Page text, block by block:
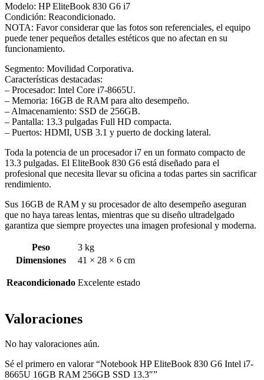
Modelo: HP EliteBook 830 G6 i7
Condición: Reacondicionado.
NOTA: Favor considerar que las fotos son referenciales, el equipo
puede tener pequeños detalles estéticos que no afectan en su
funcionamiento.
Segmento: Movilidad Corporativa.
Características destacadas:
– Procesador: Intel Core i7-8665U.
– Memoria: 16GB de RAM para alto desempeño.
– Almacenamiento: SSD de 256GB.
– Pantalla: 13.3 pulgadas Full HD compacta.
– Puertos: HDMI, USB 3.1 y puerto de docking lateral.
Toda la potencia de un procesador i7 en un formato compacto de
13.3 pulgadas. El EliteBook 830 G6 está diseñado para el
profesional que necesita llevar su oficina a todas partes sin sacrificar
rendimiento.
Sus 16GB de RAM y su procesador de alto desempeño aseguran
que no haya tareas lentas, mientras que su diseño ultradelgado
garantiza que siempre proyectes una imagen profesional y moderna.
Peso
3 kg
Dimensiones
41 × 28 × 6 cm
Reacondicionado Excelente estado
Valoraciones
No hay valoraciones aún.
Sé el primero en valorar “Notebook HP EliteBook 830 G6 Intel i7-
8665U 16GB RAM 256GB SSD 13.3″”